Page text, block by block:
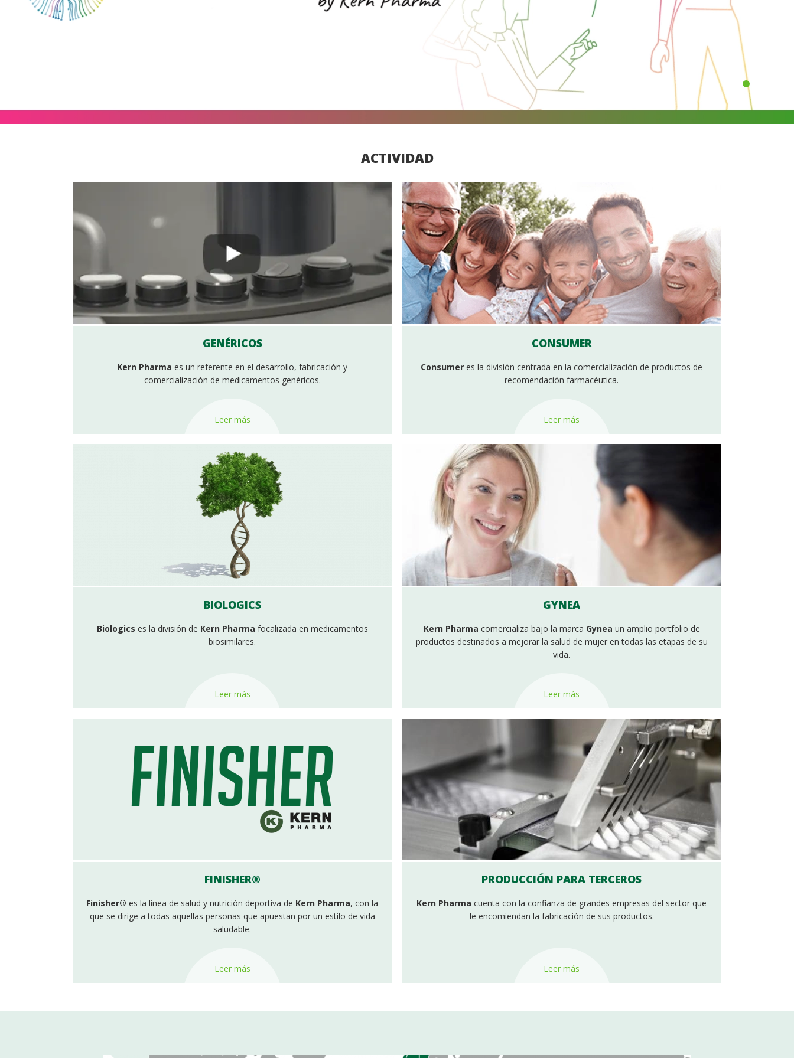
ACTIVIDAD
GENÉRICOS
Kern Pharma es un referente en el desarrollo, fabricación y
comercialización de medicamentos genéricos.
Leer más
CONSUMER
Consumeres la división centrada en la comercialización de productos de
recomendación farmacéutica.
Leer más
BIOLOGICS
Biologics es la división de Kern Pharma focalizada en medicamentos
biosimilares.
Leer más
GYNEA
Kern Pharma comercializa bajo la marca Gynea un amplio portfolio de
productos destinados a mejorar la salud de mujer en todas las etapas de su
vida.
Leer más
FINISHER®
Finisher® es la línea de salud y nutrición deportiva de Kern Pharma, con la
que se dirige a todas aquellas personas que apuestan por un estilo de vida
saludable.
Leer más
PRODUCCIÓN PARA TERCEROS
Kern Pharmacuenta con la confianza de grandes empresas del sector que
le encomiendan la fabricación de sus productos.
Leer más